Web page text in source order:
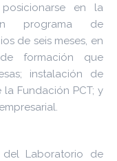
en la
programa de
de seis meses, en
formación que
instalación de
Fundación PCT; y
Laboratorio de